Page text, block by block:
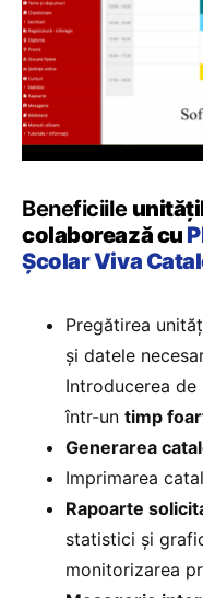
Beneficiile
colaborează cu
Școlar Viva
Pregătirea
și datele
Introducerea
într-un timp
Generarea
Imprimarea
Rapoarte
statistici și
monitorizarea